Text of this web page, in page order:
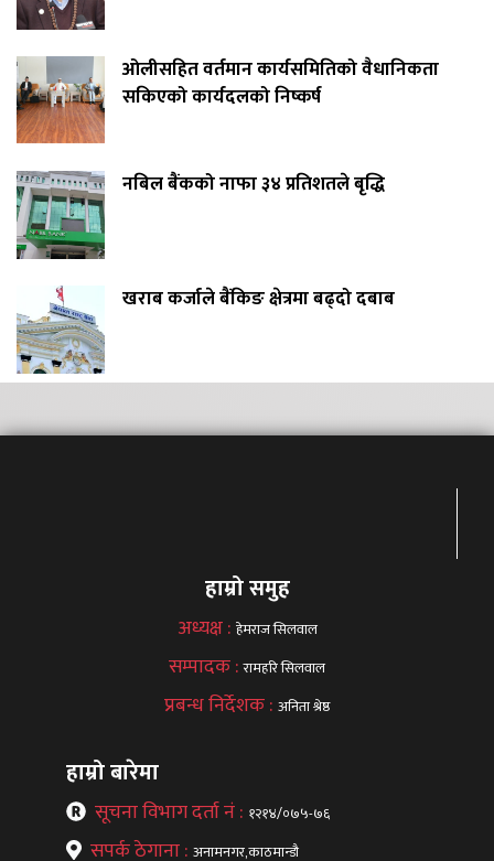
ओलीसहित वर्तमान कार्यसमितिको वैधानिकता
सकिएको कार्यदलको निष्कर्ष
नबिल बैंकको नाफा ३४ प्रतिशतले बृद्धि
खराब कर्जाले बैंकिङ क्षेत्रमा बढ्दो दबाब
हाम्रो समुह
अध्यक्ष : हेमराज सिलवाल
सम्पादक :रामहरि सिलवाल
प्रबन्ध निर्देशक : अनिता श्रेष्ठ
हाम्रो बारेमा
सूचना विभाग दर्ता नं : १२१४/०७५-७६
सपर्क ठेगाना : अनामनगर,काठमान्डौ